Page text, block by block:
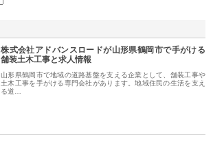
株式会社アドバンスロードが山形県鶴岡市で手がける
舗装土木工事と求人情報
山形県鶴岡市で地域の道路基盤を支える企業として、舗装工事や
土木工事を手がける専門会社があります。地域住民の生活を支え
る道…